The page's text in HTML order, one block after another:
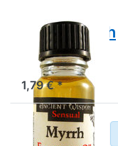
Duftöl Myrrh
Duftöl Myrrh
1,79 € *
Zurück